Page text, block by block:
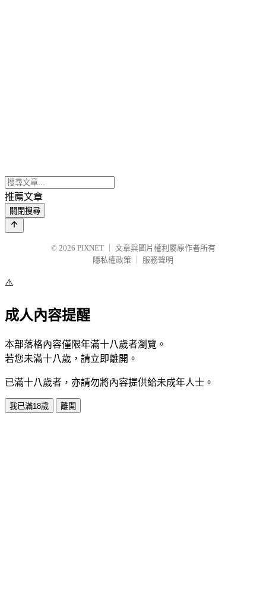
推薦文章
關閉搜尋
© 2026 PIXNET
文章與圖片權利屬原作者所有
隱私權政策
服務聲明
⚠️
成人內容提醒
本部落格內容僅限年滿十八歲者瀏覽。
若您未滿十八歲，請立即離開。
已滿十八歲者，亦請勿將內容提供給未成年人士。
我已滿18歲 離開